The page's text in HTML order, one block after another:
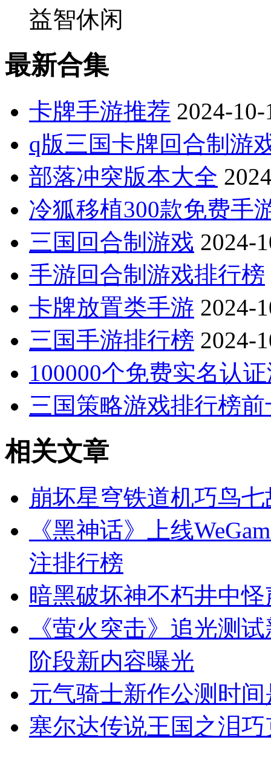
益智休闲
最新合集
卡牌手游推荐 2024-10-
q版三国卡牌回合制游
部落冲突版本大全
冷狐移植300款免费手
三国回合制游戏 2024-
手游回合制游戏排行榜
卡牌放置类手游 2024-
三国手游排行榜 2024-
100000个免费实名认
三国策略游戏排行榜
相关文章
崩坏星穹铁道机巧鸟
《黑神话》上线
注排行榜
暗黑破坏神不朽井中
《萤火突击》追光测
阶段新内容曝光
元气骑士新作公测时
塞尔达传说王国之泪